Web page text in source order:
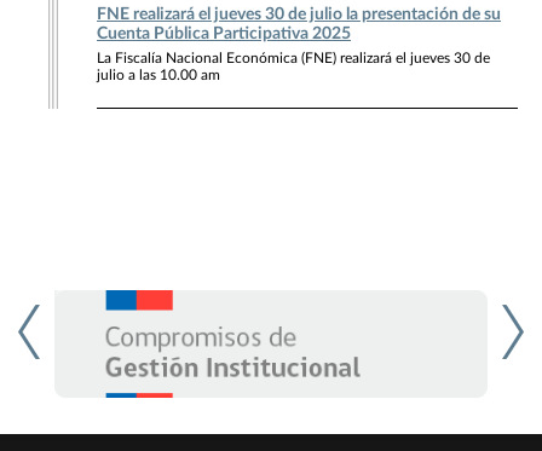
FNE realizará el jueves 30 de julio la presentación de su
Cuenta Pública Participativa 2025
La Fiscalía Nacional Económica (FNE) realizará el jueves 30 de
julio a las 10.00 am